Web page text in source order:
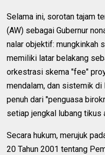
Selama ini, sorotan tajam
(AW) sebagai Gubernur
nalar objektif: mungkinkah
memiliki latar belakang
orkestrasi skema "fee"
mendalam, dan sistemik
penuh dari "penguasa
setiap jengkal lubang tikus
Secara hukum, merujuk
20 Tahun 2001 tentang